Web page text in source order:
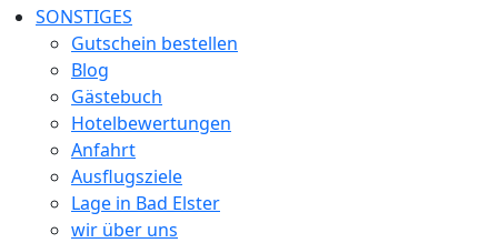
SONSTIGES
Gutschein bestellen
Blog
Gästebuch
Hotelbewertungen
Anfahrt
Ausflugsziele
Lage in Bad Elster
wir über uns